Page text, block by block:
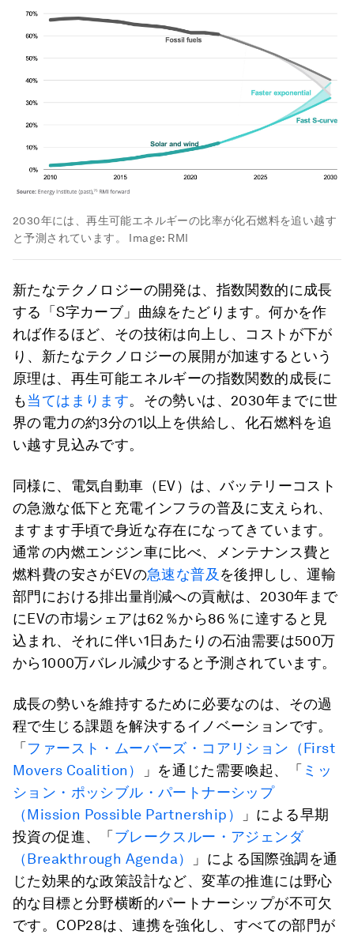
2030年には、再生可能エネルギーの比率が化石燃料を追い越す
と予測されています。
Image: RMI
新たなテクノロジーの開発は、指数関数的に成長
する「S字カーブ」曲線をたどります。何かを作
れば作るほど、その技術は向上し、コストが下が
り、新たなテクノロジーの展開が加速するという
原理は、再生可能エネルギーの指数関数的成長に
も当てはまります。その勢いは、2030年までに世
界の電力の約3分の1以上を供給し、化石燃料を追
い越す見込みです。
同様に、電気自動車（EV）は、バッテリーコスト
の急激な低下と充電インフラの普及に支えられ、
ますます手頃で身近な存在になってきています。
通常の内燃エンジン車に比べ、メンテナンス費と
燃料費の安さがEVの急速な普及 を後押しし、運輸
部門における排出量削減への貢献は、2030年まで
にEVの市場シェアは62％から86％に達すると見
込まれ、それに伴い1日あたりの石油需要は500万
から1000万バレル減少すると予測されています。
成長の勢いを維持するために必要なのは、その過
程で生じる課題を解決するイノベーションです。
「 ファースト・ムーバーズ・コアリション（First
Movers Coalition）
」を通じた需要喚起、「 ミッ
ション・ポッシブル・パートナーシップ
（Mission Possible Partnership）
」による早期
投資の促進、「 ブレークスルー・アジェンダ
（Breakthrough Agenda）
」による国際強調を通
じた効果的な政策設計など、変革の推進には野心
的な目標と分野横断的パートナーシップが不可欠
です。COP28は、連携を強化し、すべての部門が